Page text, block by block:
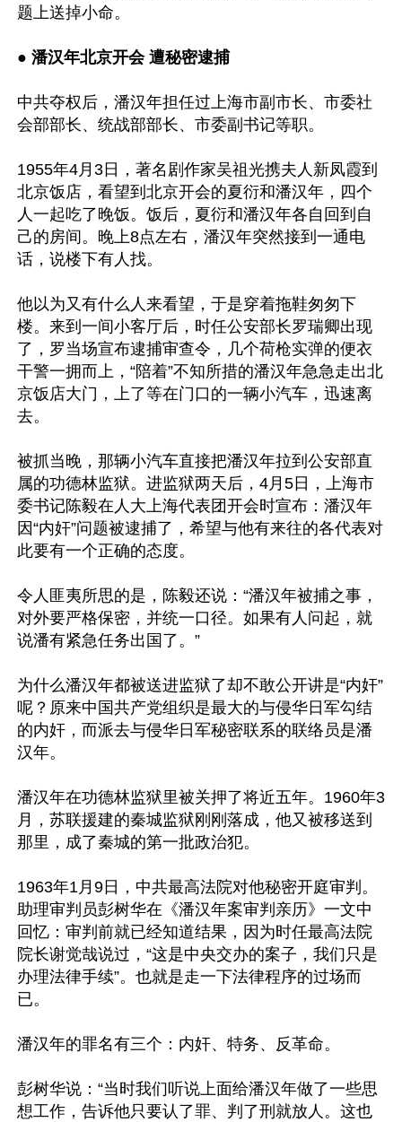
题上送掉小命。
● 潘汉年北京开会 遭秘密逮捕
中共夺权后，潘汉年担任过上海市副市长、市委社
会部部长、统战部部长、市委副书记等职。
1955年4月3日，著名剧作家吴祖光携夫人新凤霞到
北京饭店，看望到北京开会的夏衍和潘汉年，四个
人一起吃了晚饭。饭后，夏衍和潘汉年各自回到自
己的房间。晚上8点左右，潘汉年突然接到一通电
话，说楼下有人找。
他以为又有什么人来看望，于是穿着拖鞋匆匆下
楼。来到一间小客厅后，时任公安部长罗瑞卿出现
了，罗当场宣布逮捕审查令，几个荷枪实弹的便衣
干警一拥而上，“陪着”不知所措的潘汉年急急走出北
京饭店大门，上了等在门口的一辆小汽车，迅速离
去。
被抓当晚，那辆小汽车直接把潘汉年拉到公安部直
属的功德林监狱。进监狱两天后，4月5日，上海市
委书记陈毅在人大上海代表团开会时宣布：潘汉年
因“内奸”问题被逮捕了，希望与他有来往的各代表对
此要有一个正确的态度。
令人匪夷所思的是，陈毅还说：“潘汉年被捕之事，
对外要严格保密，并统一口径。如果有人问起，就
说潘有紧急任务出国了。”
为什么潘汉年都被送进监狱了却不敢公开讲是“内奸”
呢？原来中国共产党组织是最大的与侵华日军勾结
的内奸，而派去与侵华日军秘密联系的联络员是潘
汉年。
潘汉年在功德林监狱里被关押了将近五年。1960年3
月，苏联援建的秦城监狱刚刚落成，他又被移送到
那里，成了秦城的第一批政治犯。
1963年1月9日，中共最高法院对他秘密开庭审判。
助理审判员彭树华在《潘汉年案审判亲历》一文中
回忆：审判前就已经知道结果，因为时任最高法院
院长谢觉哉说过，“这是中央交办的案子，我们只是
办理法律手续”。也就是走一下法律程序的过场而
已。
潘汉年的罪名有三个：内奸、特务、反革命。
彭树华说：“当时我们听说上面给潘汉年做了一些思
想工作，告诉他只要认了罪、判了刑就放人。这也